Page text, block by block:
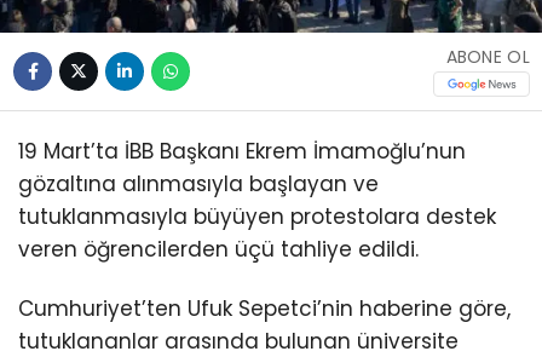
ABONE OL
19 Mart’ta İBB Başkanı Ekrem İmamoğlu’nun
gözaltına alınmasıyla başlayan ve
tutuklanmasıyla büyüyen protestolara destek
veren öğrencilerden üçü tahliye edildi.
Cumhuriyet’ten Ufuk Sepetci’nin haberine göre,
tutuklananlar arasında bulunan üniversite